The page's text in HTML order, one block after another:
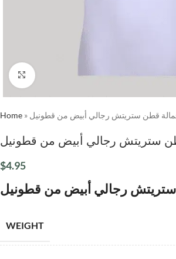
Click to enlarge
Home » قطن ستريتش رجالي أبيض من قطونيل
ستريتش رجالي أبيض من قطونيل
$4.95
رجالي أبيض من قطونيل
WEIGHT